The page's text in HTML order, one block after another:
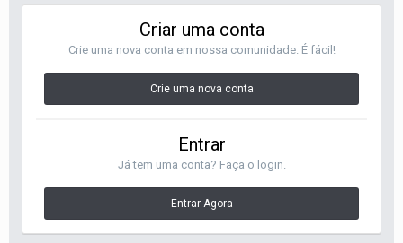
Criar uma conta
Crie uma nova conta em nossa comunidade. É fácil!
Crie uma nova conta
Entrar
Já tem uma conta? Faça o login.
Entrar Agora